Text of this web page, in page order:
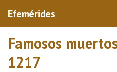
Efemérides
Famosos
1217